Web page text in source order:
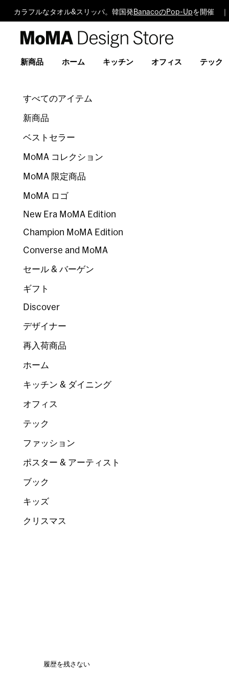
カラフルなタオル&スリッパ。韓国発 BanacoのPop-Upを開催
Design
新商品 ホーム キッチン オフィス テック
すべてのアイテム
新商品
ベストセラー
MoMA コレクション
MoMA 限定商品
MoMA ロゴ
New Era MoMA Edition
Champion MoMA Edition
Converse and MoMA
セール & バーゲン
ギフト
Discover
デザイナー
再入荷商品
ホーム
キッチン & ダイニング
オフィス
テック
ファッション
ポスター & アーティスト
ブック
キッズ
クリスマス
履歴を残さない